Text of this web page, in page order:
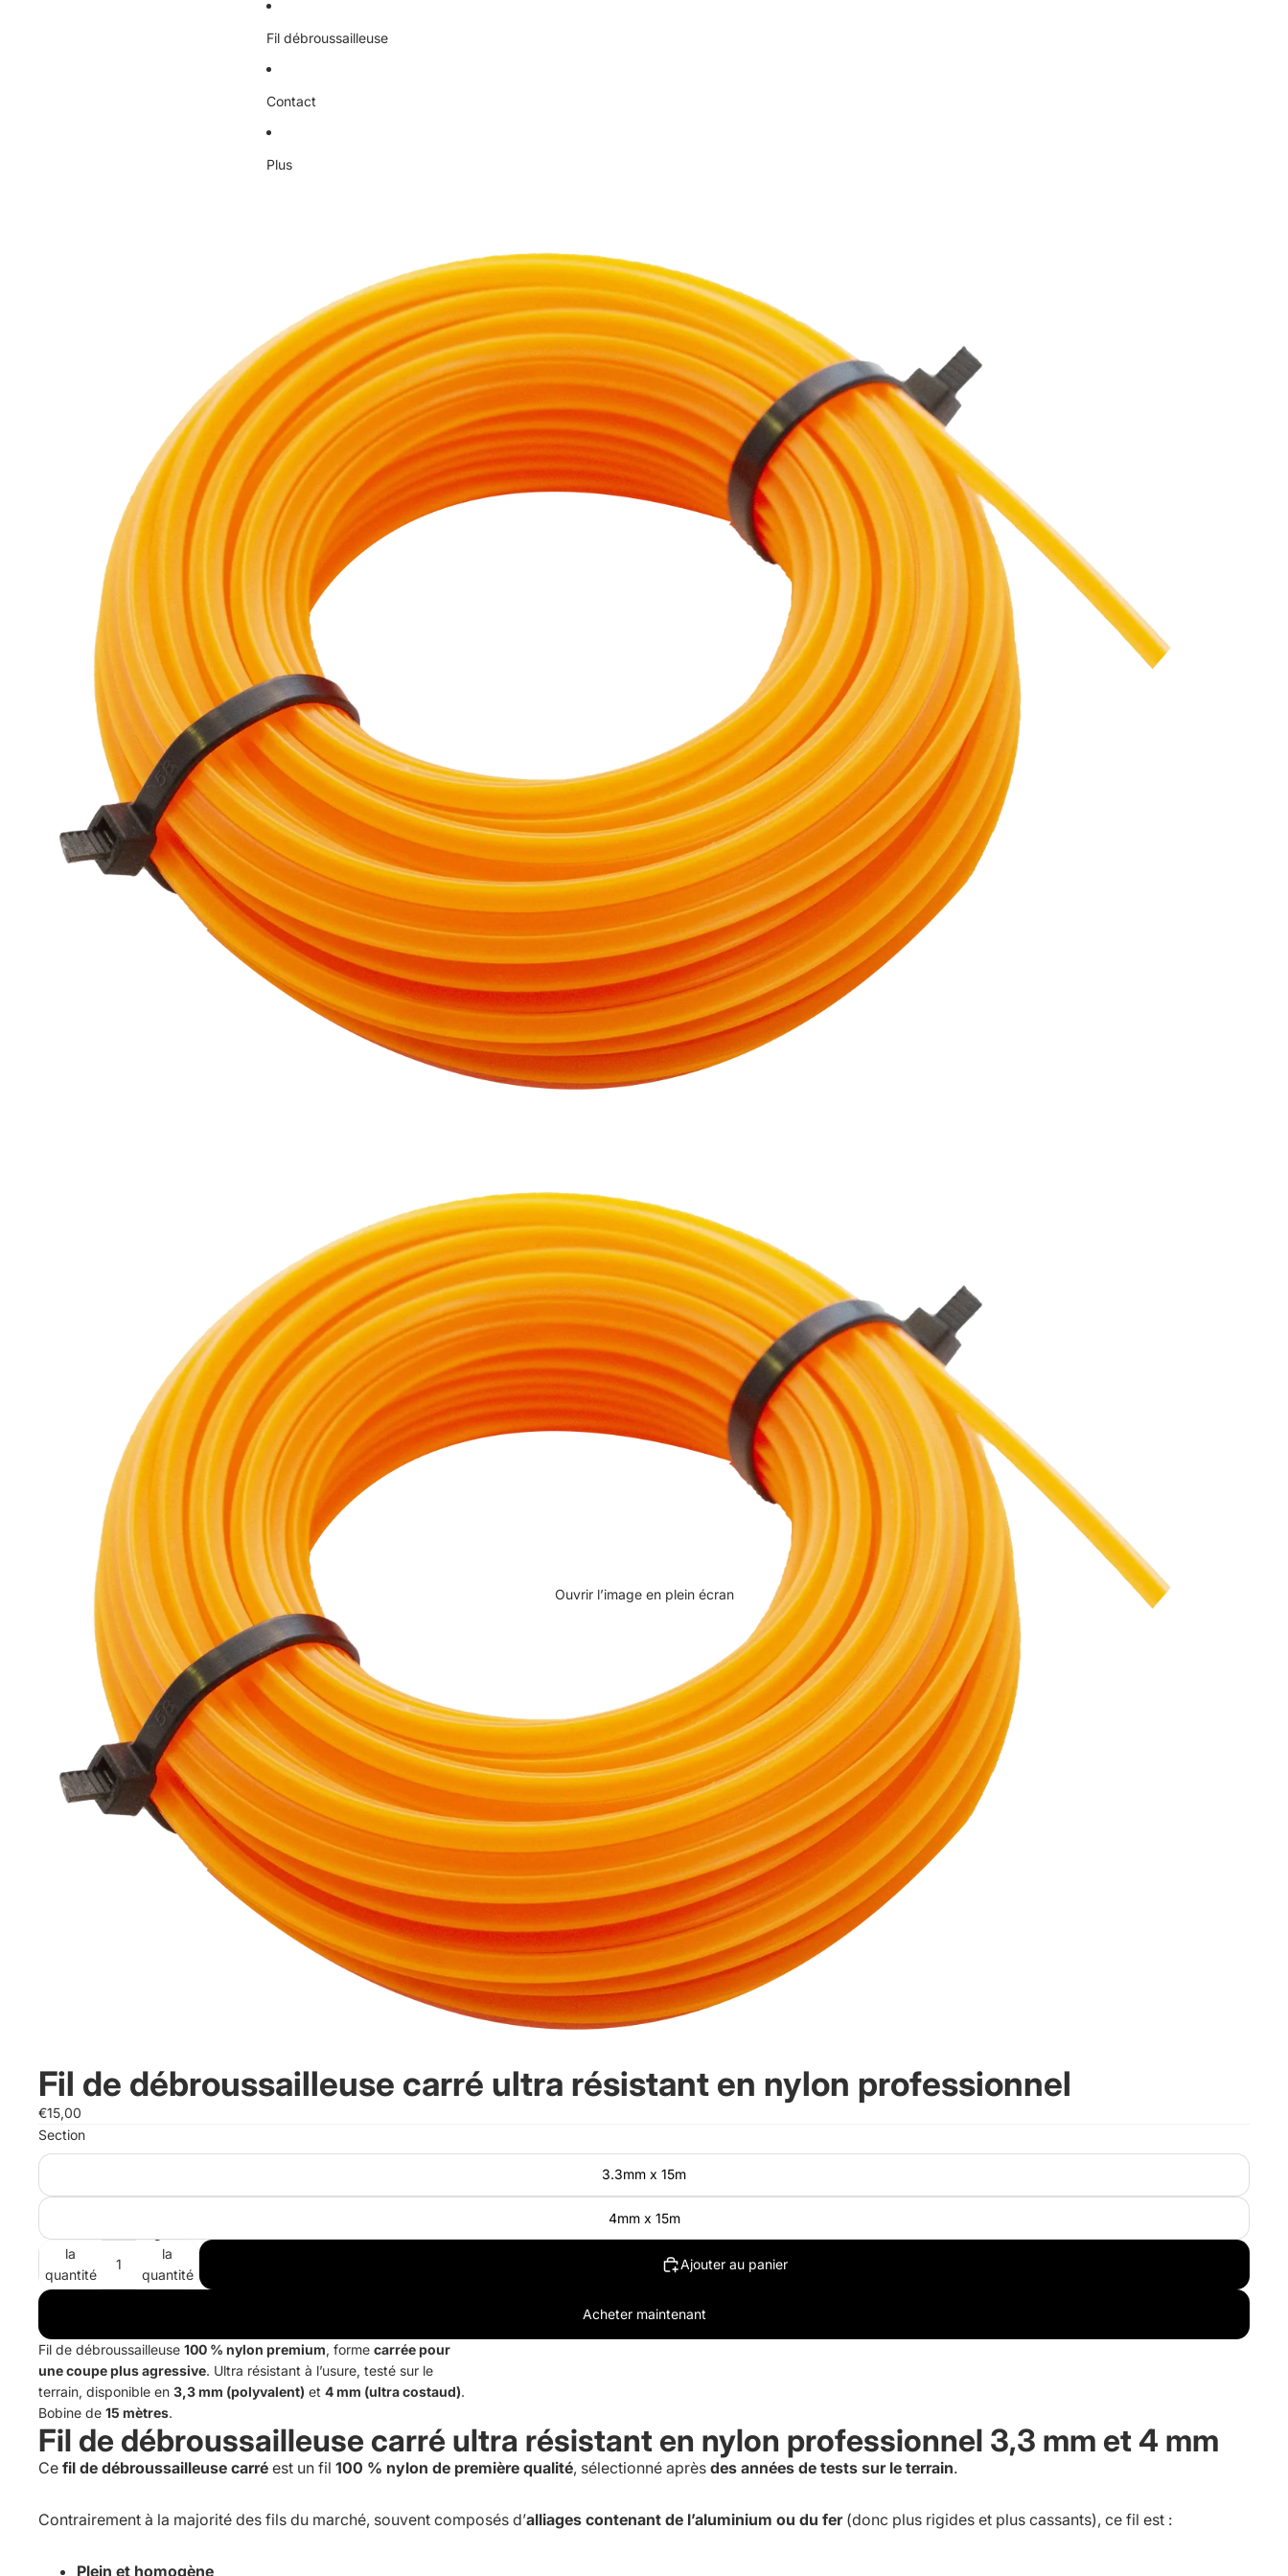
Fil débroussailleuse
Contact
Plus
Ouvrir l’image en plein écran
Fil de débroussailleuse carré ultra résistant en nylon professionnel
€15,00
Section
3.3mm x 15m
4mm x 15m
Diminuer
la
quantité
la
quantité
Ajouter au panier
Acheter maintenant
Fil de débroussailleuse 100 % nylon premium, forme carrée pour
une coupe plus agressive. Ultra résistant à l’usure, testé sur le
terrain, disponible en 3,3 mm (polyvalent) et 4 mm (ultra costaud).
Bobine de 15 mètres.
Fil de débroussailleuse carré ultra résistant en nylon professionnel 3,3 mm et 4 mm
Ce fil de débroussailleuse carré est un fil 100 % nylon de première qualité, sélectionné après des années de tests sur le terrain.
Contrairement à la majorité des fils du marché, souvent composés d’alliages contenant de l’aluminium ou du fer(donc plus rigides et plus cassants), ce fil est :
Plein et homogène